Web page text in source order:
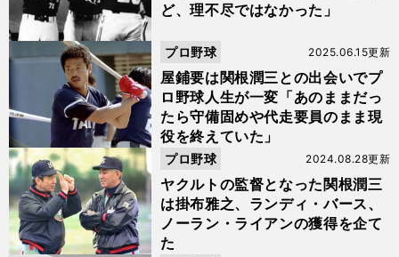
ど、理不尽ではなかった」
屋鋪要は関根潤三との出会いでプ
ロ野球人生が一変「あのままだっ
たら守備固めや代走要員のまま現
役を終えていた」
2025.06.15更新
プロ野球
ヤクルトの監督となった関根潤三
は掛布雅之、ランディ・バース、
ノーラン・ライアンの獲得を企て
た
2024.08.28更新
プロ野球